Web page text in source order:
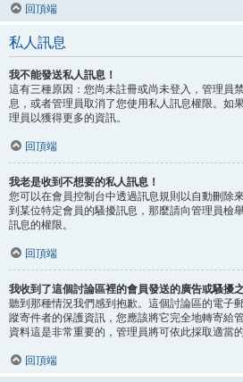
回頂端
私人訊息
我不能發送私人訊息！
這有三種原因：您尚未註冊或尚未登入，管理員
息，或者管理員取消了您使用私人訊息權限。如
理員以獲得更多的資訊。
回頂端
我老是收到不想要的私人訊息！
您可以在會員控制台中透過訊息規則以自動刪除
到某位特定會員的騷擾訊息，那麼請向管理員檢
訊息的權限。
回頂端
我收到了這個討論區裡的會員發送的廣告或騷擾
聽到那種情況我們感到抱歉。這個討論區的電子
蹤寄件者的保護資訊，您應該將它完全地轉寄給
資料這是非常重要的，管理員將可依此採取適當的
回頂端